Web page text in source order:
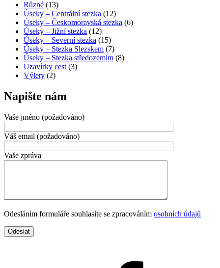
Různé (13)
Úseky – Centrální stezka (12)
Úseky – Českomoravská stezka (6)
Úseky – Jižní stezka (12)
Úseky – Severní stezka (15)
Úseky – Stezka Slezskem (7)
Úseky – Stezka středozemím (8)
Uzavírky cest (3)
Výlety (2)
Napište nám
Vaše jméno (požadováno)
Váš email (požadováno)
Vaše zpráva
Odesláním formuláře souhlasíte se zpracováním osobních údajů